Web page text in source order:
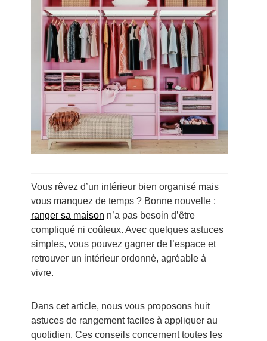
Vous rêvez d’un intérieur bien organisé mais
vous manquez de temps ? Bonne nouvelle :
ranger sa maison n’a pas besoin d’être
compliqué ni coûteux. Avec quelques astuces
simples, vous pouvez gagner de l’espace et
retrouver un intérieur ordonné, agréable à
vivre.
Dans cet article, nous vous proposons huit
astuces de rangement faciles à appliquer au
quotidien. Ces conseils concernent toutes les